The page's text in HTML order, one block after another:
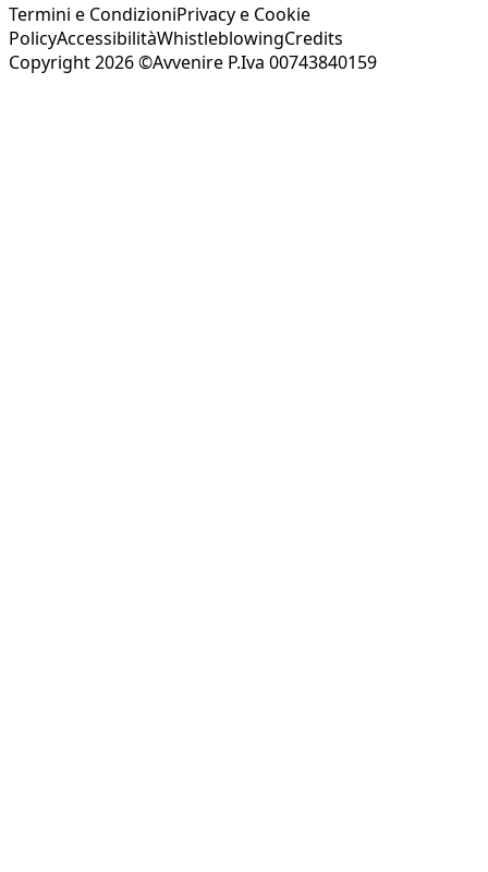
Termini e CondizioniPrivacy e Cookie
PolicyAccessibilitàWhistleblowingCredits
Copyright 2026 ©Avvenire P.Iva 00743840159